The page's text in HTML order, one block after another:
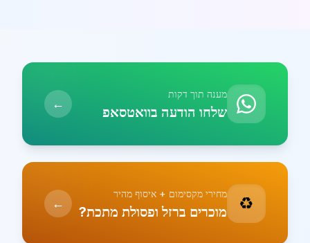
מענה תוך דקות
שלחו הודעה בוואטסאפ ←
♻️ מחירי מקסימום + איסוף מהיר
מוכרים ברזל ופסולת מתכת? ←